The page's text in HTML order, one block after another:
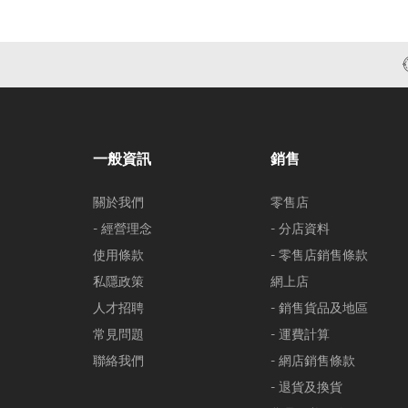
一般資訊
關於我們
- 經營理念
使用條款
私隱政策
人才招聘
常見問題
聯絡我們
銷售
零售店
- 分店資料
- 零售店銷售條款
網上店
- 銷售貨品及地區
- 運費計算
- 網店銷售條款
- 退貨及換貨